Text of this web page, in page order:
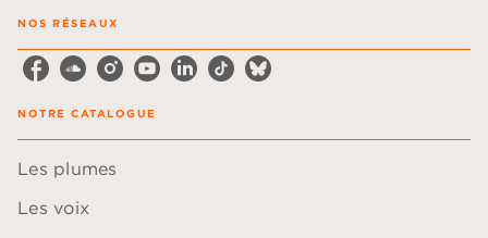
NOS RÉSEAUX
NOTRE CATALOGUE
Les plumes
Les voix